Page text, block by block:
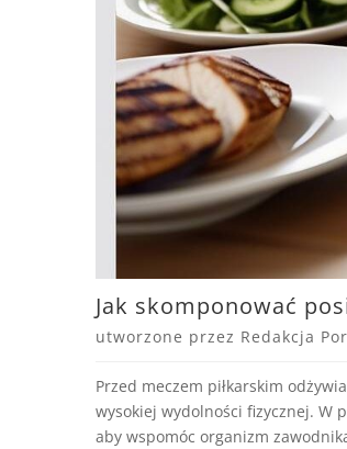
Jak skomponować
utworzone przez Redakcja
Przed meczem piłkarskim
wysokiej wydolności fizycznej. W
aby wspomóc organizm